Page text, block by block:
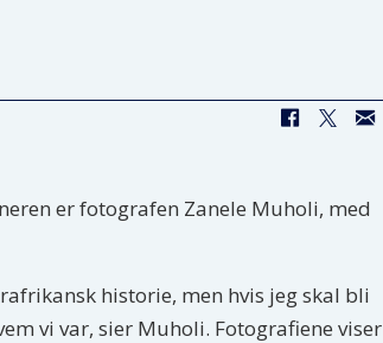
er fotografen Zanele Muholi, med
historie, men hvis jeg skal bli
vi var, sier Muholi. Fotografiene viser